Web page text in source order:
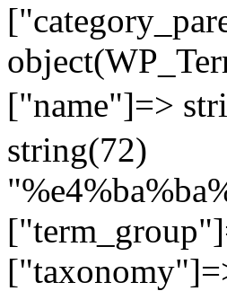
["name"]=>
string(72)